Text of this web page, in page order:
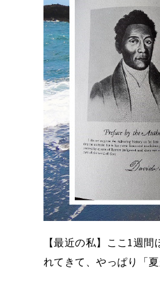
【最近の私】ここ1週
れてきて、やっぱり「夏